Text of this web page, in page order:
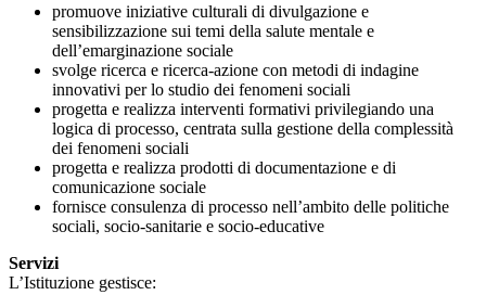
promuove iniziative culturali di divulgazione e
sensibilizzazione sui temi della salute mentale e
dell’emarginazione sociale
svolge ricerca e ricerca-azione con metodi di indagine
innovativi per lo studio dei fenomeni sociali
progetta e realizza interventi formativi privilegiando una
logica di processo, centrata sulla gestione della complessità
dei fenomeni sociali
progetta e realizza prodotti di documentazione e di
comunicazione sociale
fornisce consulenza di processo nell’ambito delle politiche
sociali, socio-sanitarie e socio-educative
Servizi
L’Istituzione gestisce: